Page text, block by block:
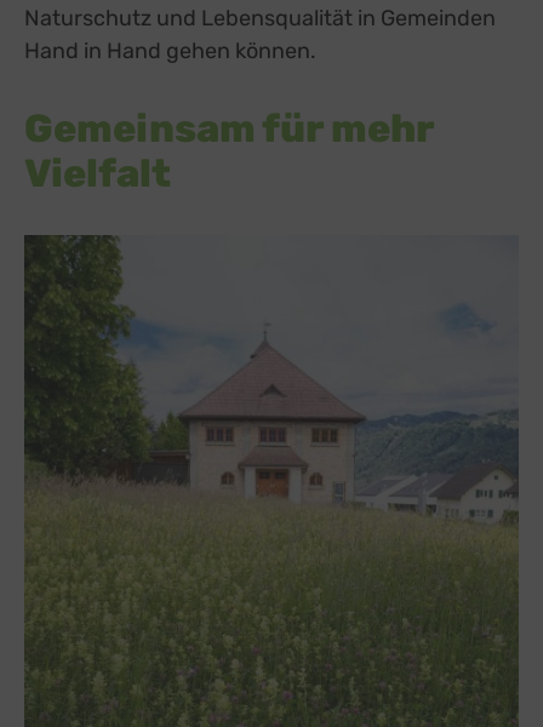
Naturschutz und Lebensqualität in Gemeinden
Hand in Hand gehen können.
Gemeinsam für mehr
Vielfalt